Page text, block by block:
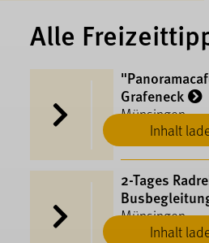
Alle
Inhalt
Grafeneck
Münsingen
Inhalt
2-Tages
Münsingen